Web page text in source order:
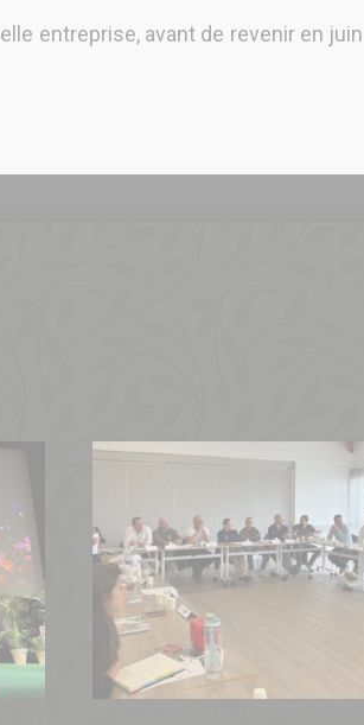
entreprise, avant de revenir en juin